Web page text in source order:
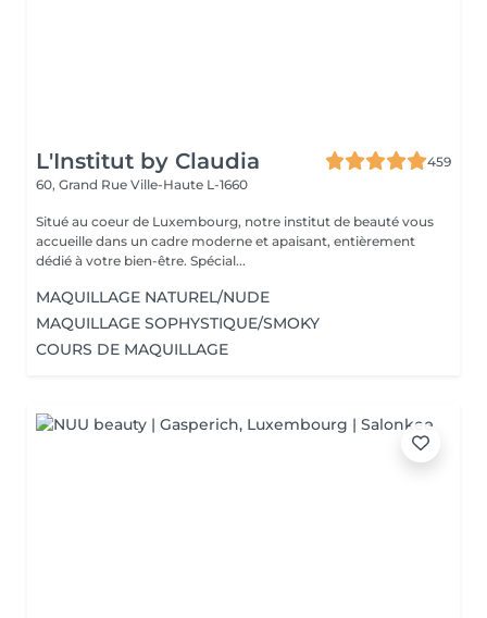
L'Institut by Claudia
459
60, Grand Rue Ville-Haute L-1660
Situé au coeur de Luxembourg, notre institut de beauté vous
accueille dans un cadre moderne et apaisant, entièrement
dédié à votre bien-être. Spécial...
MAQUILLAGE NATUREL/NUDE
MAQUILLAGE SOPHYSTIQUE/SMOKY
COURS DE MAQUILLAGE